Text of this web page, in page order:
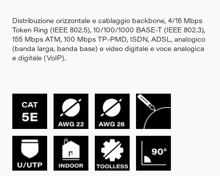
Distribuzione orizzontale e cablaggio backbone, 4/16 Mbps
Token Ring (IEEE 802.5), 10/100/1000 BASE-T (IEEE 802.3),
155 Mbps ATM, 100 Mbps TP-PMD, ISDN, ADSL, analogico
(banda larga, banda base) e video digitale e voce analogica
e digitale (VoIP).